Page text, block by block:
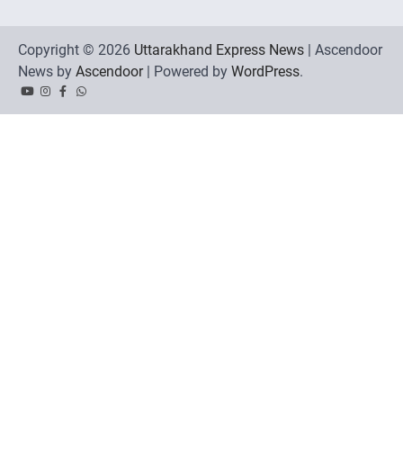
Copyright © 2026 Uttarakhand Express News | Ascendoor
News by Ascendoor| Powered by WordPress.
YouTubeInstagram
Facebook
Whatsapp